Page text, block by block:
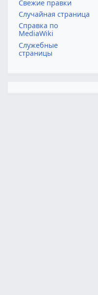
Свежие правки
Случайная страница
Справка по
MediaWiki
Служебные
страницы